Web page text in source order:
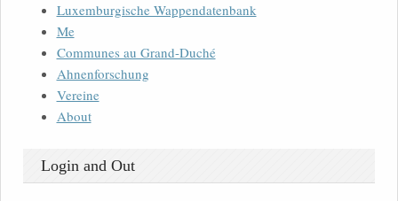
Luxemburgische Wappendatenbank
Me
Communes au Grand-Duché
Ahnenforschung
Vereine
About
Login and Out